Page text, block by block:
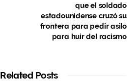
que el soldado
estadounidense cruzó su
frontera para pedir asilo
para huir del racismo
Related Posts